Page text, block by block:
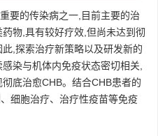
要的传染病之一,目前主要的治
物,具有较好疗效,但尚未达到彻
,探索治疗新策略以及研发新的
染与机体内免疫状态密切相关,
底治愈CHB。结合CHB患者的
细胞治疗、治疗性疫苗等免疫